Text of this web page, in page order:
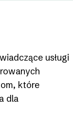
usługi
które
dla